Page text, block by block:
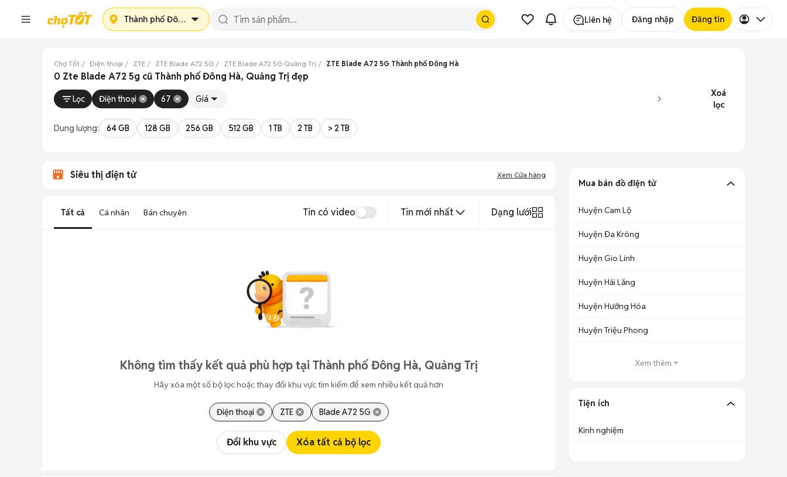
Thành phố Đông Hà Liên hệ Đăng nhập Đăng tin
Chợ Tốt Điện thoại ZTE ZTE Blade A72 5G ZTE Blade A72 5G Quảng Trị ZTE Blade A72 5G Thành phố Đông Hà
0 Zte Blade A72 5g cũ Thành phố Đông Hà, Quảng Trị đẹp
Lọc Điện thoại 67 Giá
Xoá
lọc
Dung lượng: 64 GB 128 GB 256 GB 512 GB 1 TB 2 TB > 2 TB
Siêu thị điện tử Xem Cửa hàng
Tất cả Cá nhân Bán chuyên Tin có video Tin mới nhất Dạng lưới
Không tìm thấy kết quả phù hợp tại Thành phố Đông Hà, Quảng Trị
Hãy xóa một số bộ lọc hoặc thay đổi khu vực tìm kiếm để xem nhiều kết quả hơn
Điện thoại ZTE Blade A72 5G
Đổi khu vực Xóa tất cả bộ lọc
Mua bán đồ điện tử
Huyện Cam Lộ
Huyện Đa Krông
Huyện Gio Linh
Huyện Hải Lăng
Huyện Hướng Hóa
Huyện Triệu Phong
Xem thêm
Tiện ích
Kinh nghiệm